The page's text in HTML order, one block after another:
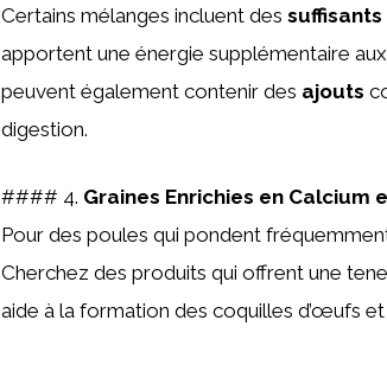
Certains mélanges incluent des suffisants
apportent une énergie supplémentaire
peuvent également contenir des ajouts
digestion.
#### 4. Graines Enrichies en Calcium
Pour des poules qui pondent
Cherchez des produits qui offrent une
aide à la formation des coquilles d’œufs